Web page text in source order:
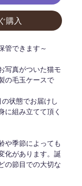
購入
管できます～
写真がついた猫モ
の毛玉ケースで
状態でお届けし
に組み立てて頂く
や季節によっても
化があります。誕
の節目での大切な